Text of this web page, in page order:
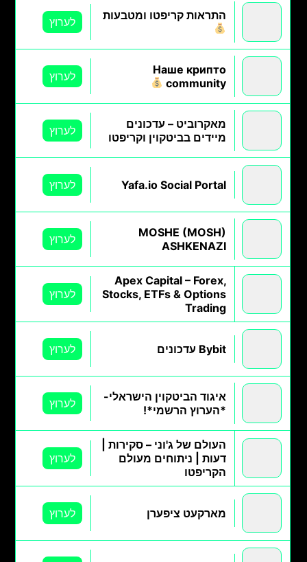
התראות קריפטו ומטבעות לערוץ
Наше крипто
community
לערוץ
מאקרוביט – עדכונים
מיידים בביטקוין וקריפטו
לערוץ
Yafa.io Social Portal לערוץ
MOSHE (MOSH)
ASHKENAZI
לערוץ
Apex Capital – Forex,
Stocks, ETFs & Options
Trading
לערוץ
Bybit עדכונים לערוץ
איגוד הביטקוין הישראלי-
*הערוץ הרשמי*!
לערוץ
העולם של ג'וני – סקירות |
דעות | ניתוחים מעולם
הקריפטו
לערוץ
מארקעט ציפערן לערוץ